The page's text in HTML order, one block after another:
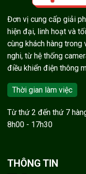
Đơn vị cung cấp giải
hiện đại, linh hoạt và
cùng khách hàng
nghi, từ hệ thống
điều khiển điện thông
Thời gian làm việc
Từ thứ 2 đến thứ 7
8h00 - 17h30
THÔNG TIN